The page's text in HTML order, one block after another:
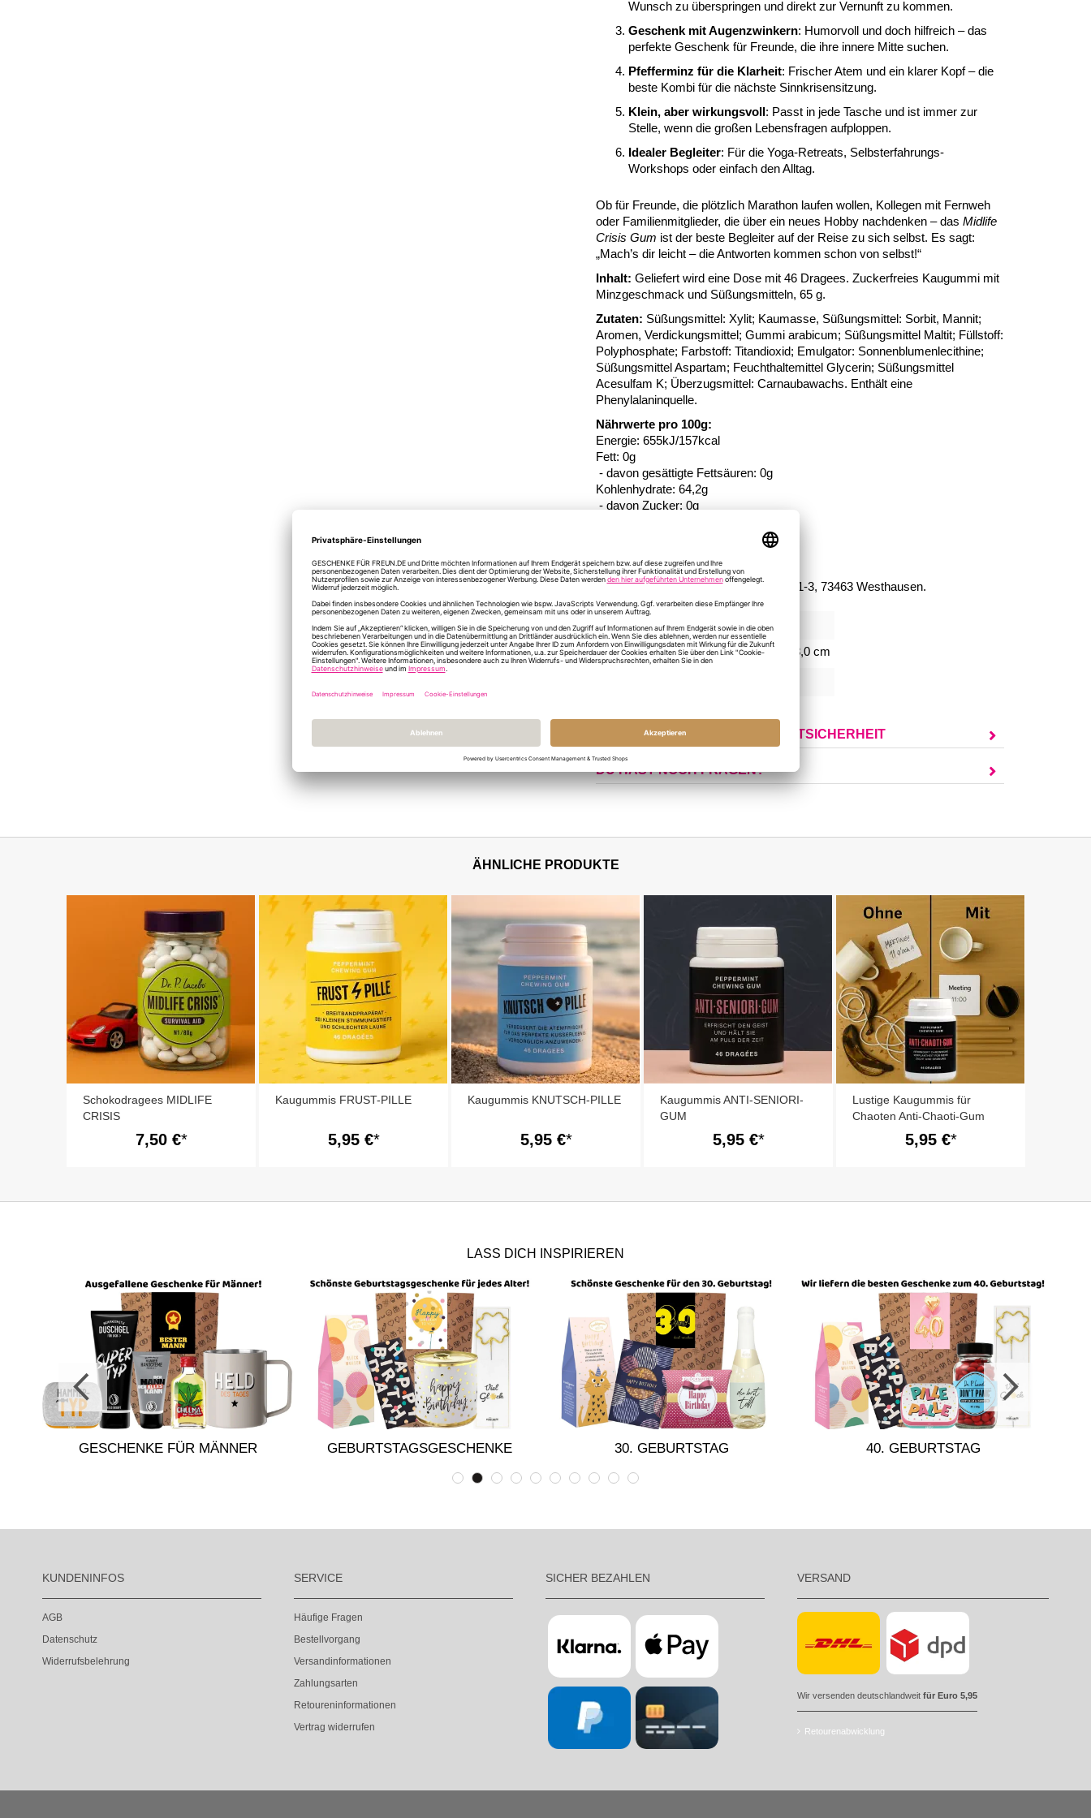
Wunsch zu überspringen und direkt zur Vernunft zu kommen.
Geschenk mit Augenzwinkern: Humorvoll und doch hilfreich – das
perfekte Geschenk für Freunde, die ihre innere Mitte suchen.
Pfefferminz für die Klarheit: Frischer Atem und ein klarer Kopf – die
beste Kombi für die nächste Sinnkrisensitzung.
Klein, aber wirkungsvoll : Passt in jede Tasche und ist immer zur
Stelle, wenn die großen Lebensfragen aufploppen.
Idealer Begleiter: Für die Yoga-Retreats, Selbsterfahrungs-
Workshops oder einfach den Alltag.
Ob für Freunde, die plötzlich Marathon laufen wollen, Kollegen mit Fernweh
oder Familienmitglieder, die über ein neues Hobby nachdenken – das Midlife
Crisis Gum ist der beste Begleiter auf der Reise zu sich selbst. Es sagt:
„Mach’s dir leicht – die Antworten kommen schon von selbst!“
Inhalt: Geliefert wird eine Dose mit 46 Dragees. Zuckerfreies Kaugummi mit
Minzgeschmack und Süßungsmitteln, 65 g.
Zutaten: Süßungsmittel: Xylit; Kaumasse, Süßungsmittel: Sorbit, Mannit;
Aromen, Verdickungsmittel; Gummi arabicum; Süßungsmittel Maltit; Füllstoff:
Polyphosphate; Farbstoff: Titandioxid; Emulgator: Sonnenblumenlecithine;
Süßungsmittel Aspartam; Feuchthaltemittel Glycerin; Süßungsmittel
Acesulfam K; Überzugsmittel: Carnaubawachs. Enthält eine
Phenylalaninquelle.
Nährwerte pro 100g:
Energie: 655kJ/157kcal
Fett: 0g
- davon gesättigte Fettsäuren: 0g
Kohlenhydrate: 64,2g
- davon Zucker: 0g
Hersteller:Dr. P. Lacebo, Silcherweg 1-3, 73463 Westhausen.
Mehr
Informationen
Artikelnummer 13385
Format/Größe ø 4,5 cm, Höhe 8,0 cm
INFORMATIONEN ZUR PRODUKTSICHERHEIT
DU HAST NOCH FRAGEN?
ÄHNLICHE PRODUKTE
Schokodragees MIDLIFE
CRISIS
7,50 €
Kaugummis FRUST-PILLE
5,95 €
Kaugummis KNUTSCH-PILLE
5,95 €
Kaugummis ANTI-SENIORI-
GUM
5,95 €
Lustige Kaugummis für
Chaoten Anti-Chaoti-Gum
5,95 €
LASS DICH INSPIRIEREN
GESCHENKE FÜR MÄNNER GEBURTSTAGSGESCHENKE 30. GEBURTSTAG 40. GEBURTSTAG
KUNDENINFOS
AGB
Datenschutz
Widerrufsbelehrung
SERVICE
Häufige Fragen
Bestellvorgang
Versandinformationen
Zahlungsarten
Retoureninformationen
Vertrag widerrufen
SICHER BEZAHLEN VERSAND
Wir versenden deutschlandweit für Euro 5,95
Retourenabwicklung